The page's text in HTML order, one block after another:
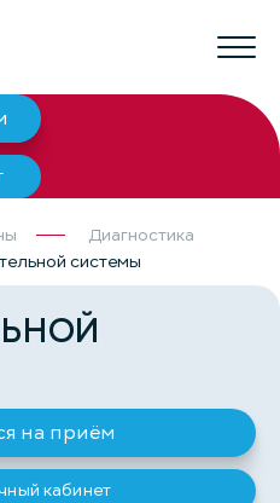
Диагностика
системы
на приём
кабинет